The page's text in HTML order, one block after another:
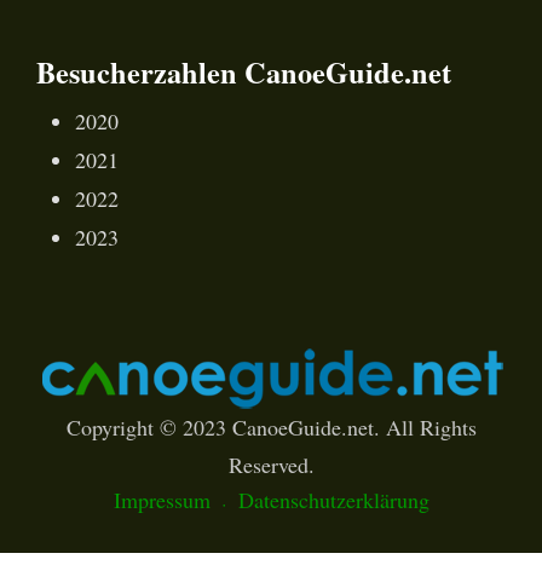
Besucherzahlen CanoeGuide.net
2020
2021
2022
2023
Copyright © 2023 CanoeGuide.net. All Rights
Reserved.
Impressum
Datenschutzerklärung